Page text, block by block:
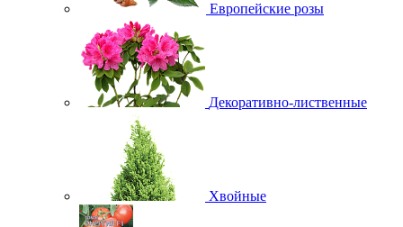
Европейские розы
Декоративно-лиственные
Хвойные